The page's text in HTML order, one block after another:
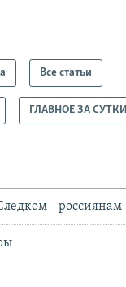
Все статьи
ГЛАВНОЕ ЗА СУТКИ
– россиянам